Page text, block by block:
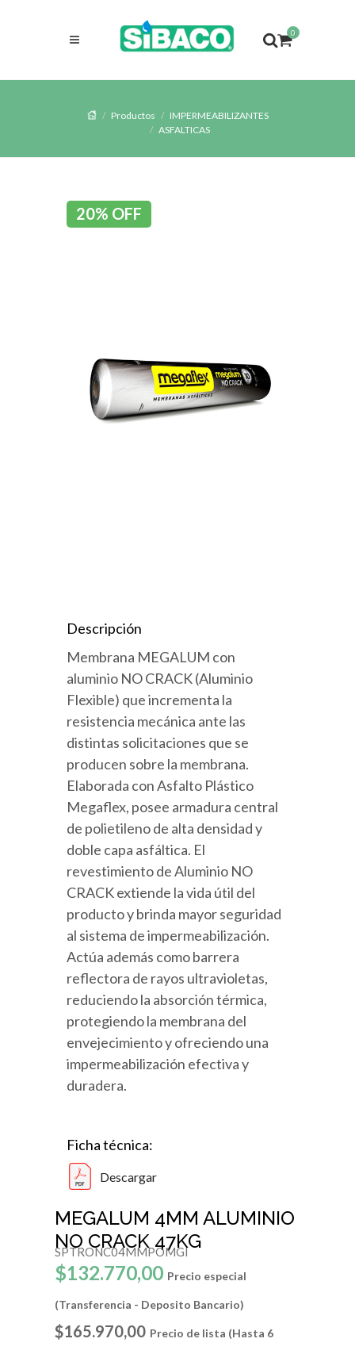
0
Productos
IMPERMEABILIZANTES
ASFALTICAS
20% OFF
Descripción
Membrana MEGALUM con
aluminio NO CRACK (Aluminio
Flexible) que incrementa la
resistencia mecánica ante las
distintas solicitaciones que se
producen sobre la membrana.
Elaborada con Asfalto Plástico
Megaflex, posee armadura central
de polietileno de alta densidad y
doble capa asfáltica. El
revestimiento de Aluminio NO
CRACK extiende la vida útil del
producto y brinda mayor seguridad
al sistema de impermeabilización.
Actúa además como barrera
reflectora de rayos ultravioletas,
reduciendo la absorción térmica,
protegiendo la membrana del
envejecimiento y ofreciendo una
impermeabilización efectiva y
duradera.
Ficha técnica:
Descargar
MEGALUM 4MM ALUMINIO
NO CRACK 47KG
SPTRONC04MMPOMGI
$132.770,00 Precio especial
(Transferencia - Deposito Bancario)
$165.970,00 Precio de lista (Hasta 6